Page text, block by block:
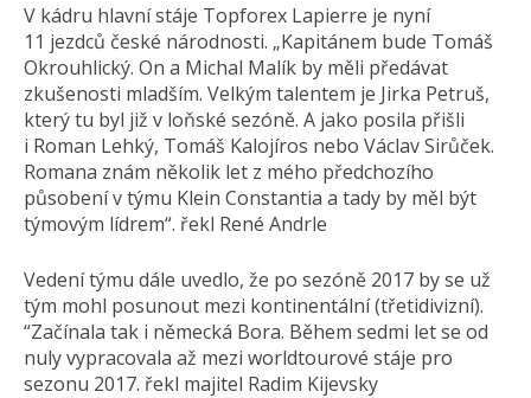
V kádru hlavní stáje Topforex Lapierre je nyní
11 jezdců české národnosti. „Kapitánem bude Tomáš
Okrouhlický. On a Michal Malík by měli předávat
zkušenosti mladším. Velkým talentem je Jirka Petruš,
který tu byl již v loňské sezóně. A jako posila přišli
i Roman Lehký, Tomáš Kalojíros nebo Václav Sirůček.
Romana znám několik let z mého předchozího
působení v týmu Klein Constantia a tady by měl být
týmovým lídrem“. řekl René Andrle
Vedení týmu dále uvedlo, že po sezóně 2017 by se už
tým mohl posunout mezi kontinentální (třetidivizní).
“Začínala tak i německá Bora. Během sedmi let se od
nuly vypracovala až mezi worldtourové stáje pro
sezonu 2017. řekl majitel Radim Kijevsky